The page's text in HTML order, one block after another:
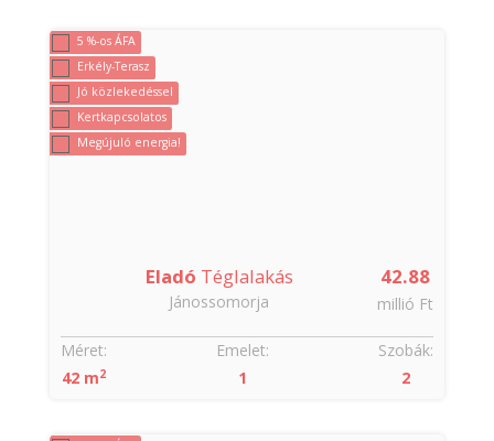
5 %-os ÁFA
Erkély-Terasz
Jó közlekedéssel
Kertkapcsolatos
Megújuló energia!
42.88
millió Ft
Eladó Téglalakás
Jánossomorja
Szobák:
2
Méret:
42 m2
Emelet:
1